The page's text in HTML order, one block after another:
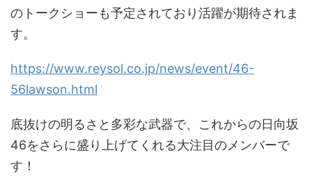
のトークショーも予定されており活躍が期待されま
す。
https://www.reysol.co.jp/news/event/46-
56lawson.html
底抜けの明るさと多彩な武器で、これからの日向坂
46をさらに盛り上げてくれる大注目のメンバーで
す！